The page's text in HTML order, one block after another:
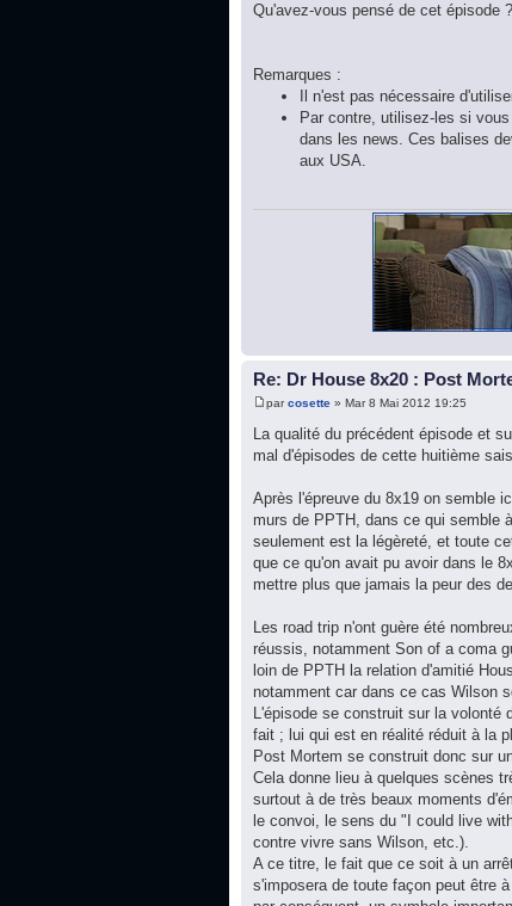
Qu'avez-vous pensé de cet épisode ?
Remarques :
Il n'est pas nécessaire
Par contre, utilisez-les si
dans les news. Ces balises
aux USA.
Re: Dr House 8x20 : Post
parcosette » Mar 8 Mai 2012 19:25
La qualité du précédent épisode et
mal d'épisodes de cette huitième
Après l'épreuve du 8x19 on semble
murs de PPTH, dans ce qui semble
seulement est la légèreté, et toute
que ce qu'on avait pu avoir dans le
mettre plus que jamais la peur des
Les road trip n'ont guère été
réussis, notamment Son of a coma
loin de PPTH la relation d'amitié
notamment car dans ce cas Wilson
L'épisode se construit sur la volonté
fait ; lui qui est en réalité réduit à la
Post Mortem se construit donc sur
Cela donne lieu à quelques scènes
surtout à de très beaux moments
le convoi, le sens du "I could live
contre vivre sans Wilson, etc.).
A ce titre, le fait que ce soit à un
s'imposera de toute façon peut être